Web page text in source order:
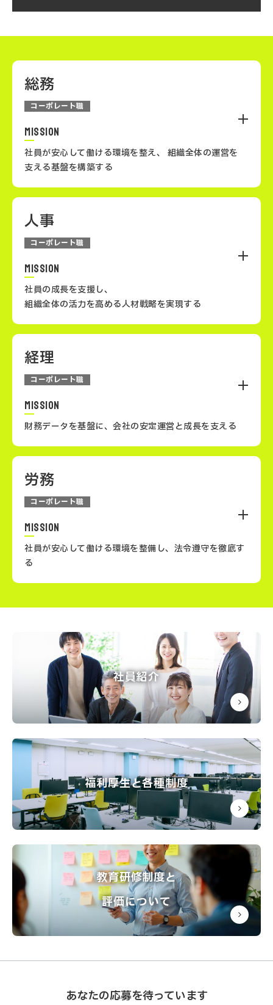
マネジメントスキル
問題解決力
プレゼンテーション力
総務
コーポレート職
MISSION
社員が安心して働ける環境を整え、
組織全体の運営を
支える基盤を構築する
総務は、社員が働きやすい環境を整備し、会社全体の運
営基盤を支える部門です。社内のあらゆる業務を円滑に
進めるための調整役を担い、縁の下の力持ちとして活躍
します。
オフィス環境の管理と改善（設備、備品、契
対応）
社内イベントや行事の企画・運営
全社的な効率化施策の提案と実施
人事
コーポレート職
MISSION
社員の成長を支援し、
組織全体の活力を高める人材戦略を実現する
社員の成長を支え、会社を動かす縁の下の力持ち的役割
を担います。
新卒・中途採用活動の計画と実施
教育・研修プログラムの企画運営（リーダー
シップ研修、スキルアップ研修など）
支援制度）
社内コミュニケーションの活性化施策の推進
経理
コーポレート職
MISSION
財務データを基盤に、会社の安定運営と成長を支える
経理は、会社の財務基盤を支え、収支管理や会計業務を
通じて経営判断を支援する部門です。正確なデータの提
供を通じて、持続可能な成長を支えます。
日次・月次の会計処理（売上・経費管理、帳
簿の作成）
決算業務と税務申告書の作成・対応
予算管理の計画・実施
経営層への財務情報提供と分析サポート
労務
コーポレート職
MISSION
社員が安心して働ける環境を整備し、法令遵守を徹底す
る
令遵守と適切な労務管理を通じて組織の安定を支える部
勤怠管理（勤務時間の記録、残業時間の確
認、休暇管理など）
社員紹介
福利厚生と各種制度
教育研修制度と
評価について
あなたの応募を待っています